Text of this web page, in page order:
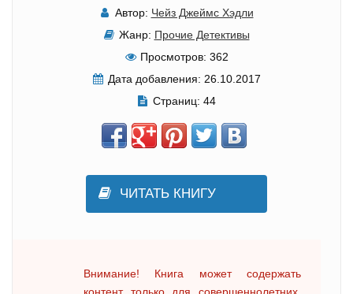
Автор: Чейз Джеймс Хэдли
Жанр: Прочие Детективы
Просмотров: 362
Дата добавления: 26.10.2017
Страниц: 44
ЧИТАТЬ КНИГУ
Внимание! Книга может содержать
контент только для совершеннолетних.